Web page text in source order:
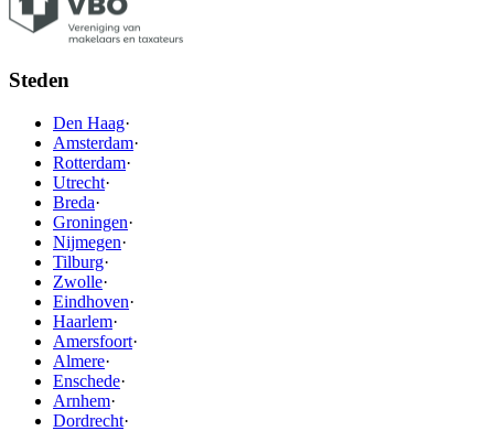
Steden
Den Haag·
Amsterdam·
Rotterdam·
Utrecht·
Breda·
Groningen·
Nijmegen·
Tilburg·
Zwolle·
Eindhoven·
Haarlem·
Amersfoort·
Almere·
Enschede·
Arnhem·
Dordrecht·